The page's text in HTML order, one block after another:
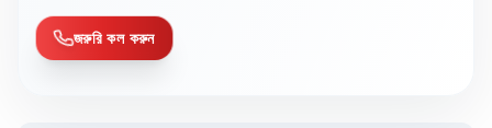
জরুরি কল করুন